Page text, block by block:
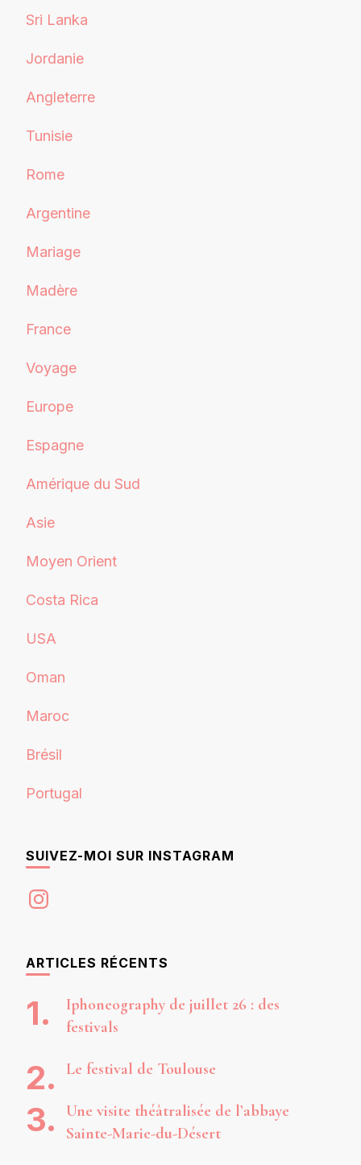
Sri Lanka
Jordanie
Angleterre
Tunisie
Rome
Argentine
Mariage
Madère
France
Voyage
Europe
Espagne
Amérique du Sud
Asie
Moyen Orient
Costa Rica
USA
Oman
Maroc
Brésil
Portugal
SUIVEZ-MOI SUR INSTAGRAM
Instagram
ARTICLES RÉCENTS
Iphoneography de juillet 26 : des
festivals
Le festival de Toulouse
Une visite théâtralisée de l’abbaye
Sainte-Marie-du-Désert